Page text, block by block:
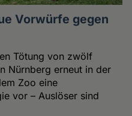
Vorwürfe gegen
Tötung von zwölf
Nürnberg erneut in der
Zoo eine
vor – Auslöser sind